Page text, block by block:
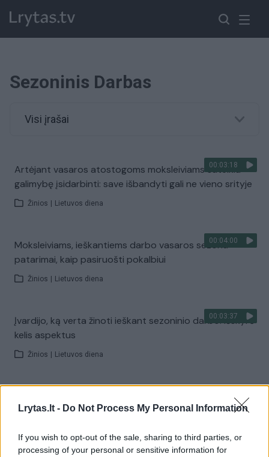
Lrytas.lt - Do Not Process My Personal Information
If you wish to opt-out of the sale, sharing to third parties, or
processing of your personal or sensitive information for
Sezoninis Darbas
Visi įrašai
00:03:18
Artėjant vasaros atostogoms moksleiviams suteikia
galimybę įsidarbinti: save išbandyti gali ne vieno srityje
Žinios Lietuvos diena
00:04:00
Moksleiviams, ieškantiems darbo vasaros sezonu –
patarimai, kaip pasiruošti pokalbiui
Žinios Lietuvos diena
00:03:37
Įvardijo, ką verta žinoti ieškant sezoninio darbo: išskyrė
kelis aspektus
Žinios Lietuvos diena
Lietuvos ūkininkai neviltyje: ypatingai trūksta sezoninių
darbuotojų